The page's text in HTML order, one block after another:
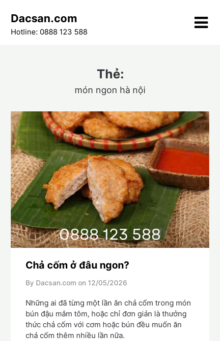
content
Dacsan.com
Hotline: 0888 123 588
Thẻ:
món ngon hà nội
Chả cốm ở đâu ngon?
By Dacsan.com on 12/05/2026
Những ai đã từng một lần ăn chả cốm trong món
bún đậu mắm tôm, hoặc chỉ đơn giản là thưởng
thức chả cốm với cơm hoặc bún đều muốn ăn
chả cốm thêm nhiều lần nữa.